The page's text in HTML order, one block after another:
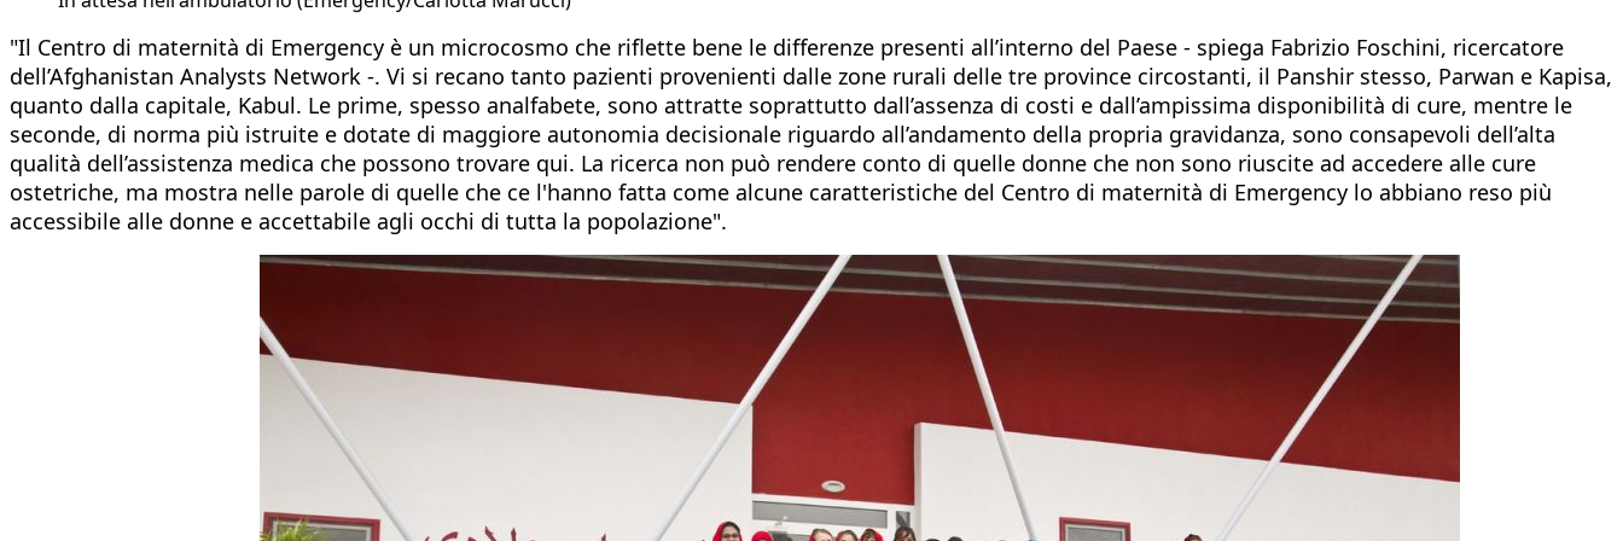
"Il Centro di maternità di Emergency è un microcosmo che riflette bene le differenze presenti all’interno del Paese - spiega Fabrizio Foschini, ricercatore
dell’Afghanistan Analysts Network -. Vi si recano tanto pazienti provenienti dalle zone rurali delle tre province circostanti, il Panshir stesso, Parwan e Kapisa,
quanto dalla capitale, Kabul. Le prime, spesso analfabete, sono attratte soprattutto dall’assenza di costi e dall’ampissima disponibilità di cure, mentre le
seconde, di norma più istruite e dotate di maggiore autonomia decisionale riguardo all’andamento della propria gravidanza, sono consapevoli dell’alta
qualità dell’assistenza medica che possono trovare qui. La ricerca non può rendere conto di quelle donne che non sono riuscite ad accedere alle cure
ostetriche, ma mostra nelle parole di quelle che ce l'hanno fatta come alcune caratteristiche del Centro di maternità di Emergency lo abbiano reso più
accessibile alle donne e accettabile agli occhi di tutta la popolazione".